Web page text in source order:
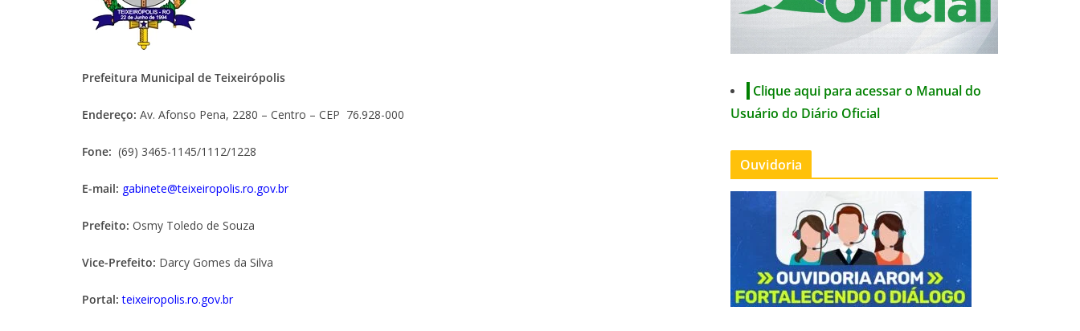
Prefeitura Municipal de Teixeirópolis
Endereço: Av. Afonso Pena, 2280 – Centro – CEP 76.928-000
Fone: (69) 3465-1145/1112/1228
E-mail: gabinete@teixeiropolis.ro.gov.br
Prefeito: Osmy Toledo de Souza
Vice-Prefeito: Darcy Gomes da Silva
Portal: teixeiropolis.ro.gov.br
Clique aqui para acessar o Manual do
Usuário do Diário Oficial
Ouvidoria